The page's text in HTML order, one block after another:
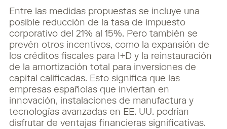
Entre las medidas propuestas se incluye una
posible reducción de la tasa de impuesto
corporativo del 21% al 15%. Pero también se
prevén otros incentivos, como la expansión de
los créditos fiscales para I+D y la reinstauración
de la amortización total para inversiones de
capital calificadas. Esto significa que las
empresas españolas que inviertan en
innovación, instalaciones de manufactura y
tecnologías avanzadas en EE. UU. podrían
disfrutar de ventajas financieras significativas.